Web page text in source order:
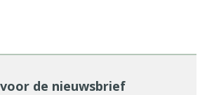
de nieuwsbrief